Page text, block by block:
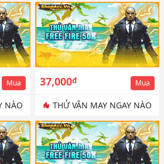
Mua
NÀO
37,000đ Mua
THỬ VẬN MAY NGAY NÀO